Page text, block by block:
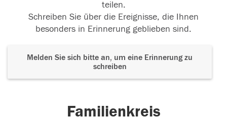
teilen.
Schreiben Sie über die Ereignisse, die Ihnen
besonders in Erinnerung geblieben sind.
Melden Sie sich bitte an, um eine Erinnerung zu
schreiben
Familienkreis